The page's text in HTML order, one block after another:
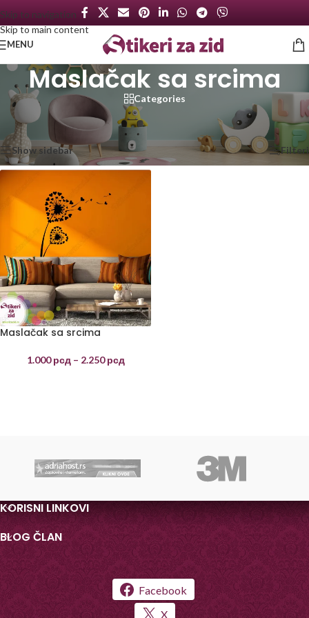
Skip to navigation
Skip to main content
MENU
Maslačak sa srcima
Categories
Početna
Proizvod označen „Maslačak sa srcima“
Prikazan jedan rezultat
Show sidebar Filteri
Maslačak sa srcima
1.000рсд – 2.250рсд
KORISNI LINKOVI
BLOG ČLAN
Facebook
X